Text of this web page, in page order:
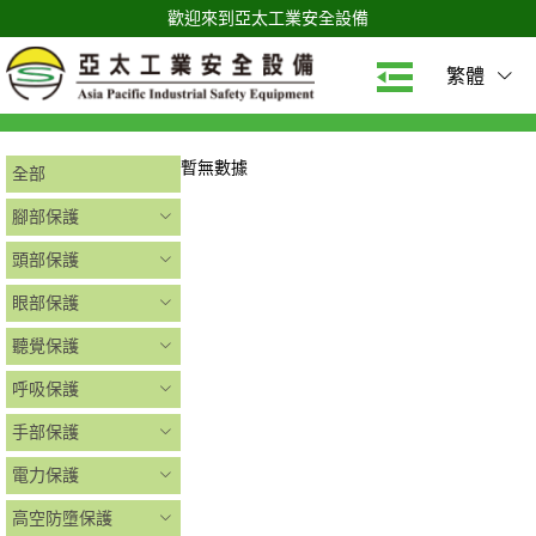
歡迎來到亞太工業安全設備
繁體
全部
腳部保護
頭部保護
眼部保護
聽覺保護
呼吸保護
手部保護
電力保護
高空防墮保護
暫無數據